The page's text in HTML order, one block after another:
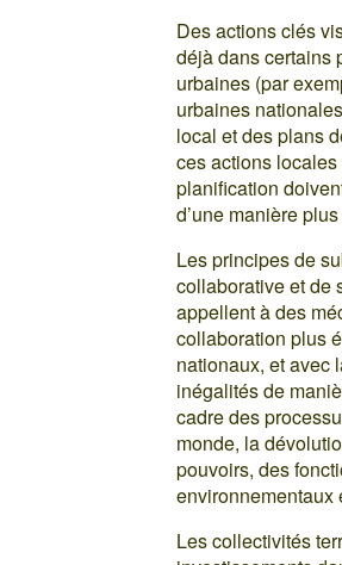
Des actions clés
déjà dans certains
urbaines (par
urbaines
local et des plans
ces actions
planification
d’une manière
Les principes de
collaborative et de
appellent à des
collaboration plus
nationaux, et avec
inégalités de
cadre des
monde, la
pouvoirs, des
environnementaux
Les collectivités